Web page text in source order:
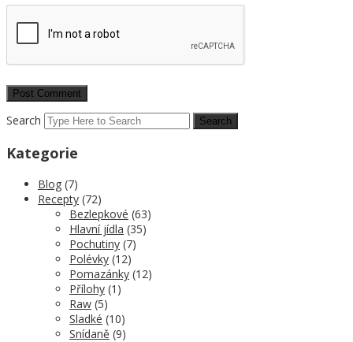
Search
Kategorie
Blog (7)
Recepty (72)
Bezlepkové (63)
Hlavní jídla (35)
Pochutiny (7)
Polévky (12)
Pomazánky (12)
Přílohy (1)
Raw (5)
Sladké (10)
Snídaně (9)